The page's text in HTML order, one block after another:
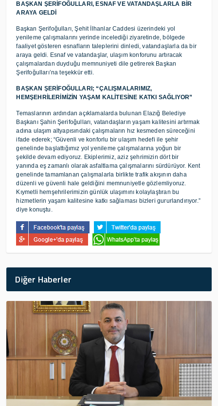
BAŞKAN ŞERİFOĞULLARI, ESNAF VE VATANDAŞLARLA BİR
ARAYA GELDİ
Başkan Şerifoğulları, Şehit İlhanlar Caddesi üzerindeki yol
yenileme çalışmalarını yerinde incelediği ziyaretinde, bölgede
faaliyet gösteren esnafların taleplerini dinledi, vatandaşlarla da bir
araya geldi. Esnaf ve vatandaşlar, ulaşım konforunu artıracak
çalışmalardan duyduğu memnuniyeti dile getirerek Başkan
Şerifoğulları’na teşekkür etti.
BAŞKAN ŞERİFOĞULLARI; “ÇALIŞMALARIMIZ,
HEMŞEHRİLERİMİZİN YAŞAM KALİTESİNE KATKI SAĞLIYOR”
Temaslarının ardından açıklamalarda bulunan Elazığ Belediye
Başkanı Şahin Şerifoğulları, vatandaşların yaşam kalitesini artırmak
adına ulaşım altyapısındaki çalışmaların hız kesmeden süreceğini
ifade ederek; “Güvenli ve konforlu bir ulaşım hedefi ile şehir
genelinde başlattığımız yol yenileme çalışmalarına yoğun bir
şekilde devam ediyoruz. Ekiplerimiz, aziz şehrimizin dört bir
yanında eş zamanlı olarak asfaltlama çalışmalarını sürdürüyor. Kent
genelinde tamamlanan çalışmalarla birlikte trafik akışının daha
düzenli ve güvenli hale geldiğini memnuniyetle gözlemliyoruz.
Kıymetli hemşehrilerimizin günlük ulaşımını kolaylaştıran bu
hizmetlerin yaşam kalitesine katkı sağlaması bizleri gururlandırıyor.”
diye konuştu.
Diğer Haberler